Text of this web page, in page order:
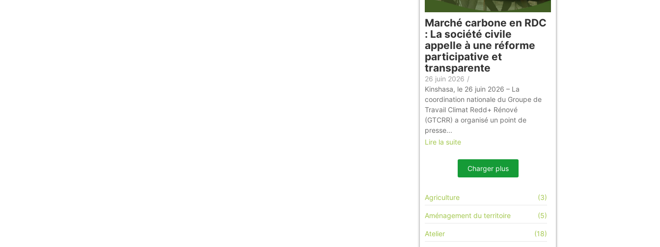
Marché carbone en RDC
: La société civile
appelle à une réforme
participative et
transparente
26 juin 2026 /
Kinshasa, le 26 juin 2026 – La
coordination nationale du Groupe de
Travail Climat Redd+ Rénové
(GTCRR) a organisé un point de
presse...
Lire la suite
Charger plus
Agriculture (3)
Aménagement du territoire (5)
Atelier (18)